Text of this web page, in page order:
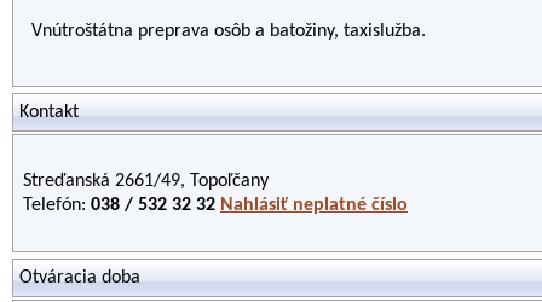
Vnútroštátna preprava osôb a batožiny, taxislužba.
Kontakt
Streďanská 2661/49, Topoľčany
Telefón: 038 / 532 32 32 Nahlásiť neplatné číslo
Otváracia doba